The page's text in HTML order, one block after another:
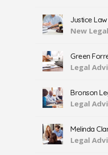
Justice
New
Green
Legal
Bronson
Legal
Melinda
Legal